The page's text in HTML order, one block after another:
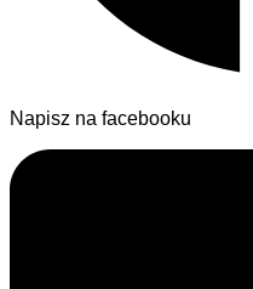
Napisz na facebooku